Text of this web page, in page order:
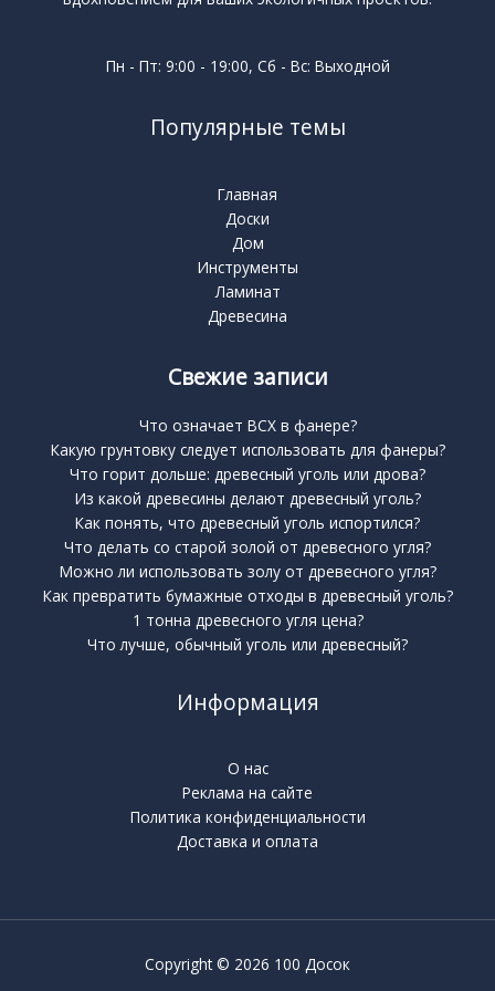
Пн - Пт: 9:00 - 19:00, Сб - Вс: Выходной
Популярные темы
Главная
Доски
Дом
Инструменты
Ламинат
Древесина
Свежие записи
Что означает BCX в фанере?
Какую грунтовку следует использовать для фанеры?
Что горит дольше: древесный уголь или дрова?
Из какой древесины делают древесный уголь?
Как понять, что древесный уголь испортился?
Что делать со старой золой от древесного угля?
Можно ли использовать золу от древесного угля?
Как превратить бумажные отходы в древесный уголь?
1 тонна древесного угля цена?
Что лучше, обычный уголь или древесный?
Информация
О нас
Реклама на сайте
Политика конфиденциальности
Доставка и оплата
Copyright © 2026 100 Досок